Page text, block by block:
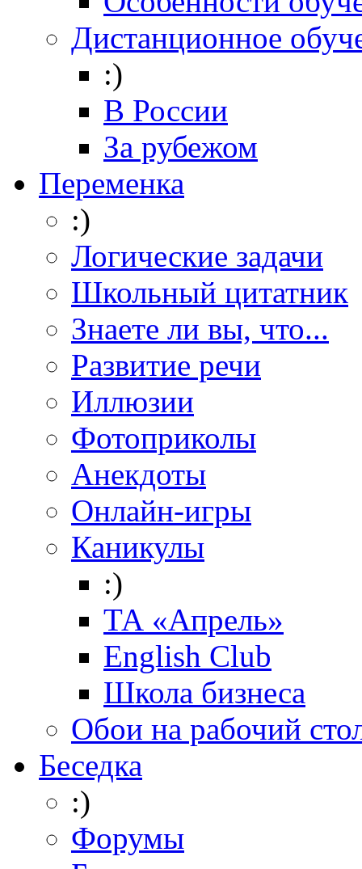
Дистанционное
:)
В России
За рубежом
Переменка
:)
Логические задачи
Школьный цитатник
Знаете ли вы, что...
Развитие речи
Иллюзии
Фотоприколы
Анекдоты
Онлайн-игры
Каникулы
:)
ТА «Апрель»
English Club
Школа бизнеса
Обои на рабочий
Беседка
:)
Форумы